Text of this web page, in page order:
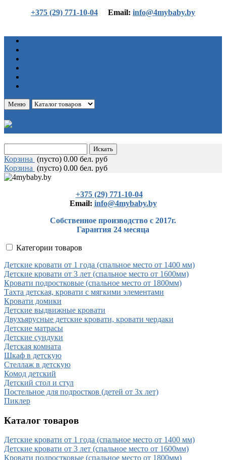
+375 (29) 771-10-04 Еmail: info@4mybaby.by
Меню
Корзина (пусто) 0.00 бел. руб
Корзина (пусто) 0.00 бел. руб
+375 (29) 771-10-04
Еmail: info@4mybaby.by
Собственное производство с 2017г.
Гарантия 24 месяца
Категории товаров
Детские кровати от 1 года (спальное место от 1400 мм)
Детские кровати от 3 лет (спальное место от 1600мм)
Кровати подростковые (спальное место от 1800мм)
Тахта детская, кровати с мягкими элементами
Кровати домики
Детские выдвижные кровати
Двухъярусные детские кровати, кровати чердаки
Детские матрасы
Детские сундуки
Детская комната
Шкаф в детскую
Стеллаж в детскую
Комод детский
Детский стол и стул
Постельное для подростков (детей от 3х лет)
Пиклер
Каталог товаров
Детские кровати от 1 года (спальное место от 1400 мм)
Детские кровати от 3 лет (спальное место от 1600мм)
Кровати подростковые (спальное место от 1800мм)